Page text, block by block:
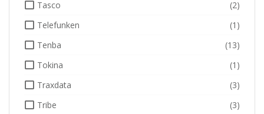
Tasco
(2)
Telefunken
(1)
Tenba
(13)
Tokina
(1)
Traxdata
(3)
Tribe
(3)